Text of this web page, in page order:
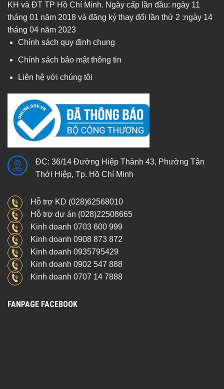
KH và ĐT TP Hồ Chí Minh. Ngày cấp lần đầu: ngày 11
tháng 01 năm 2018 và đăng ký thay đổi lần thứ 2 :ngày 14
tháng 04 năm 2023
Chính sách quy định chung
Chính sách bảo mật thông tin
Liên hệ với chúng tôi
ĐC: 36/14 Đường Hiệp Thành 43, Phường Tân
Thới Hiệp, Tp. Hồ Chí Minh
Hỗ trợ KD (028)62568010
Hỗ trợ dự án (028)22508665
Kinh doanh 0703 600 999
Kinh doanh 0908 873 872
Kinh doanh 0935795429
Kinh doanh 0902 547 888
Kinh doanh 0707 14 7888
FANPAGE FACEBOOK